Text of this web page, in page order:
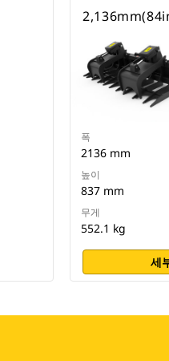
폭
2136 mm
높이
837 mm
무게
552.1 kg
세